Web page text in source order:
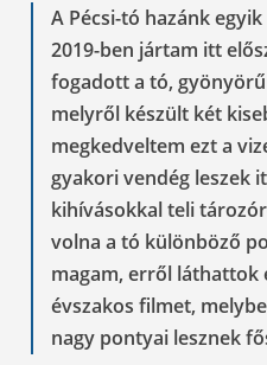
A Pécsi-tó hazánk
2019-ben jártam itt
fogadott a tó,
melyről készült két
megkedveltem ezt a
gyakori vendég leszek
kihívásokkal teli
volna a tó különböző
magam, erről láthattok
évszakos filmet,
nagy pontyai lesznek